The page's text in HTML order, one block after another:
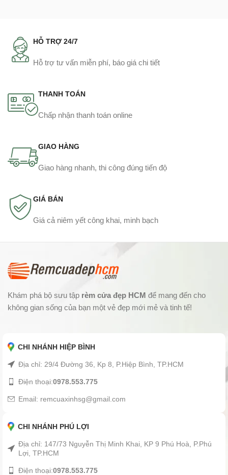
HỖ TRỢ 24/7
Hỗ trợ tư vấn miễn phí, báo giá chi tiết
THANH TOÁN
Chấp nhận thanh toán online
GIAO HÀNG
Giao hàng nhanh, thi công đúng tiến độ
GIÁ BÁN
Giá cả niêm yết công khai, minh bạch
Khám phá bộ sưu tập rèm cửa đẹp HCM để mang đến cho
không gian sống của bạn một vẻ đẹp mới mẻ và tinh tế!
CHI NHÁNH HIỆP BÌNH
Địa chỉ: 29/4 Đường 36, Kp 8, P.Hiệp Bình, TP.HCM
Điện thoại:0978.553.775
Email: remcuaxinhsg@gmail.com
CHI NHÁNH PHÚ LỢI
Địa chỉ: 147/73 Nguyễn Thị Minh Khai, KP 9 Phú Hoà, P.Phú
Lợi, TP.HCM
Điện thoại:0978.553.775